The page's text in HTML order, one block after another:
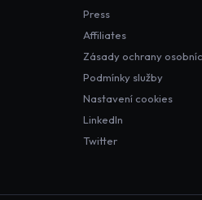
Press
Affiliates
Zásady ochrany
Podmínky služby
Nastavení cookies
LinkedIn
Twitter